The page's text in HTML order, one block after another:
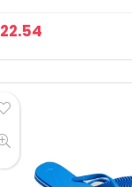
22.54